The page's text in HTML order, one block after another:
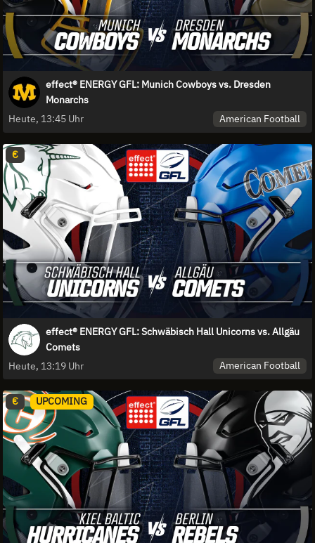
effect® ENERGY GFL: Munich Cowboys vs. Dresden
Monarchs
Heute, 13:45 Uhr
American Football
€
effect® ENERGY GFL: Schwäbisch Hall Unicorns vs. Allgäu
Comets
Heute, 13:19 Uhr
American Football
€ UPCOMING